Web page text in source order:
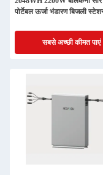
पोर्टेबल ऊर्जा भंडारण बिजली
सबसे अच्छी कीमत पाएं